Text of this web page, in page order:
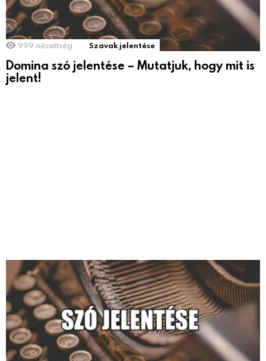
999 nézettség Szavak jelentése
Domina szó jelentése – Mutatjuk, hogy mit is
jelent!